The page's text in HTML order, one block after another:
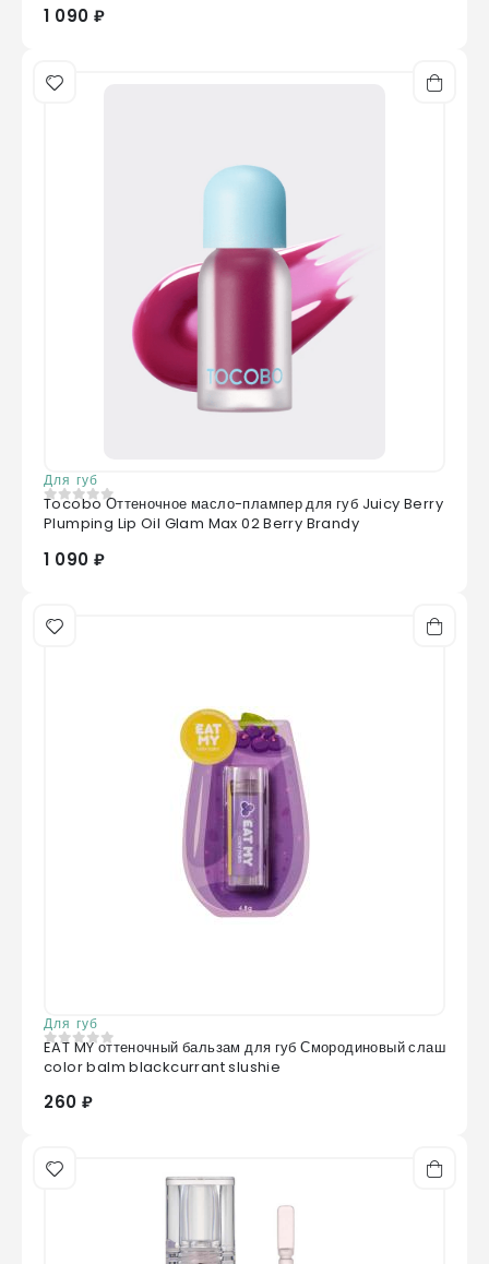
1 090 ₽
Для губ
0 из 5
Tocobo Оттеночное масло-плампер для губ Juicy Berry
Plumping Lip Oil Glam Max 02 Berry Brandy
1 090 ₽
Для губ
0из 5
EAT MY оттеночный бальзам для губ Смородиновый слаш
color balm blackcurrant slushie
260 ₽